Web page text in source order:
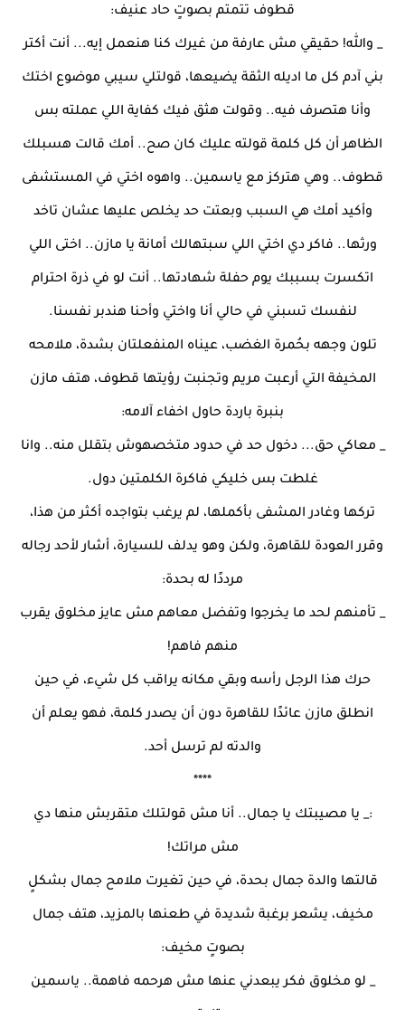
قطوف تتمتم بصوتٍ حاد عنيف:
_ والله! حقيقي مش عارفة من غيرك كنا هنعمل إيه... أنت أكتر
بني آدم كل ما اديله الثقة يضيعها، قولتلي سيبي موضوع اختك
وأنا هتصرف فيه.. وقولت هثق فيك كفاية اللي عملته بس
الظاهر أن كل كلمة قولته عليك كان صح.. أمك قالت هسبلك
قطوف.. وهي هتركز مع ياسمين.. واهوه اختي في المستشفى
وأكيد أمك هي السبب وبعتت حد يخلص عليها عشان تاخد
ورثها.. فاكر دي اختي اللي سبتهالك أمانة يا مازن.. اختى اللي
اتكسرت بسببك يوم حفلة شهادتها.. أنت لو في ذرة احترام
لنفسك تسبني في حالي أنا واختي وأحنا هندبر نفسنا.
تلون وجهه بحُمرة الغضب، عيناه المنفعلتان بشدة، ملامحه
المخيفة التي أرعبت مريم وتجنبت رؤيتها قطوف، هتف مازن
بنبرة باردة حاول اخفاء آلامه:
_ معاكي حق... دخول حد في حدود متخصهوش بتقلل منه.. وانا
غلطت بس خليكي فاكرة الكلمتين دول.
تركها وغادر المشفى بأكملها، لم يرغب بتواجده أكثر من هذا،
وقرر العودة للقاهرة، ولكن وهو يدلف للسيارة، أشار لأحد رجاله
مرددًا له بحدة:
_ تأمنهم لحد ما يخرجوا وتفضل معاهم مش عايز مخلوق يقرب
منهم فاهم!
حرك هذا الرجل رأسه وبقي مكانه يراقب كل شيء، في حين
انطلق مازن عائدًا للقاهرة دون أن يصدر كلمة، فهو يعلم أن
والدته لم ترسل أحد.
****
:_ يا مصيبتك يا جمال.. أنا مش قولتلك متقربش منها دي
مش مراتك!
قالتها والدة جمال بحدة، في حين تغيرت ملامح جمال بشكلٍ
مخيف، يشعر برغبة شديدة في طعنها بالمزيد، هتف جمال
بصوتٍ مخيف:
_ لو مخلوق فكر يبعدني عنها مش هرحمه فاهمة.. ياسمين